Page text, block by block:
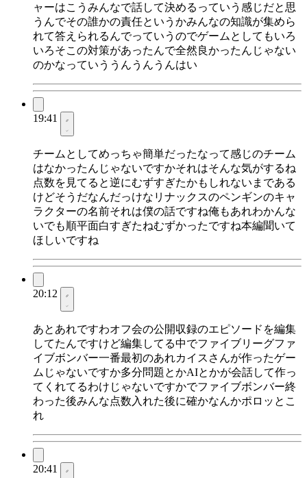
ャーはこうみんなで話して決めるっていう感じだと思
うんでその誰かの責任というかみんなの知識が集めら
れて答えられるんでっていうのでゲームとしてもいろ
いろそこの対策があったんで全然良かったんじゃない
のかなっていううんうんうんはい
19:41
チームとしてめっちゃ簡単だったなって感じのチーム
はなかったんじゃないですかそれはそんな気がするね
点数を見てると逆にむずすぎたかもしれないまである
けどそうだなんだっけなリナックスのペンギンのキャ
ラクターの名前それは僕の話ですね俺もあれわかんな
いでも順平面白すぎたねむずかったですね本編聞いて
ほしいですね
20:12
あとあれですわオフ会の公開収録のエピソードを編集
してたんですけど編集してる中でファイブリーグファ
イブボンバー一番最初のあれカイスさんが作ったゲー
ムじゃないですか多分問題とかAIとかが会話して作っ
てくれてるわけじゃないですかでファイブボンバー終
わった後みんな点数入れた後に確かなんかポロッとこ
れ
20:41